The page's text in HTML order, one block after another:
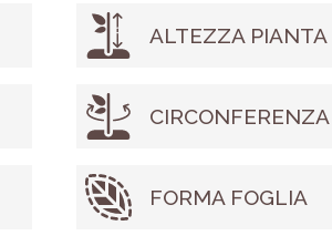
ALTEZZA PIANTA
FORMA FOGLIA